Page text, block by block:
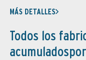
MÁS DETALLES
Todos los